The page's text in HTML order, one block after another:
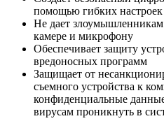
помощью гибких настроек
Не дает
камере и микрофону
Обеспечивает защиту
вредоносных программ
Защищает от
съемного устройства к
конфиденциальные
вирусам проникнуть в